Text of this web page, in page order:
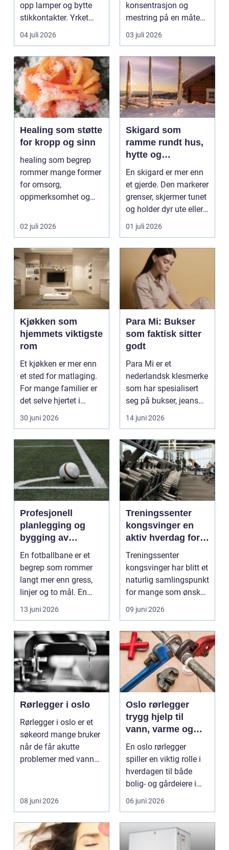
opp lamper og bytte
stikkontakter. Yrket
handler om sikker...
04 juli 2026
konsentrasjon og
mestring på en måte
få andre aktiviteter
gjør...
03 juli 2026
Healing som støtte
for kropp og sinn
healing som begrep
rommer mange former
for omsorg,
oppmerksomhet og
som mål å s...
02 juli 2026
Skigard som
ramme rundt hus,
hytte og
kulturlandskap
En skigard er mer enn
et gjerde. Den markerer
grenser, skjermer tunet
og holder dyr ute eller
inne, ...
01 juli 2026
Kjøkken som
hjemmets viktigste
rom
Et kjøkken er mer enn
et sted for matlaging.
For mange familier er
det selve hjertet i
boligen, romm...
30 juni 2026
Para Mi: Bukser
som faktisk sitter
godt
Para Mi er et
nederlandsk klesmerke
som har spesialisert
seg på bukser, jeans
og skjørt...
14 juni 2026
Profesjonell
planlegging og
bygging av
fotballbane
En fotballbane er et
begrep som rommer
langt mer enn gress,
linjer og to mål. En
moderne bane ...
13 juni 2026
Treningssenter
kongsvinger en
aktiv hverdag for
vanlige folk
Treningssenter
kongsvinger har blitt et
naturlig samlingspunkt
for mange som ønsker
en sterkere, sun...
09 juni 2026
Rørlegger i oslo
Rørlegger i oslo er et
søkeord mange bruker
når de får akutte
problemer med vann
08 juni 2026
Oslo rørlegger
trygg hjelp til
vann, varme og
bad
En oslo rørlegger
spiller en viktig rolle i
hverdagen til både
bolig- og gårdeiere i
hovedstaden. Nå...
06 juni 2026